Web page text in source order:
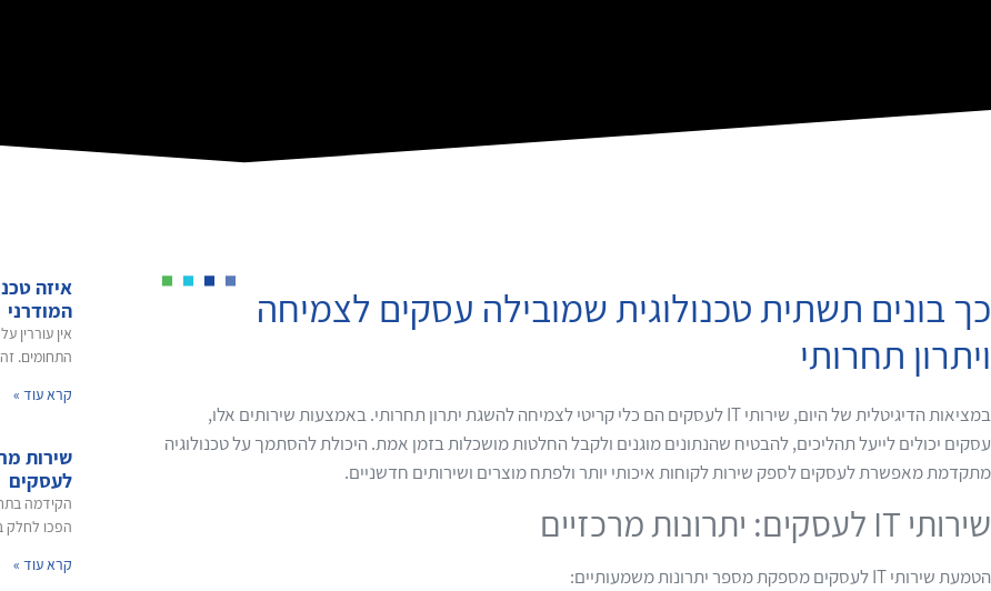
כך בונים תשתית טכנולוגית שמובילה עסקים לצמיחה
ויתרון תחרותי
במציאות הדיגיטלית של היום, שירותי IT לעסקים הם כלי קריטי לצמיחה להשגת יתרון תחרותי. באמצעות שירותים אלו,
עסקים יכולים לייעל תהליכים, להבטיח שהנתונים מוגנים ולקבל החלטות מושכלות בזמן אמת. היכולת להסתמך על טכנולוגיה
מתקדמת מאפשרת לעסקים לספק שירות לקוחות איכותי יותר ולפתח מוצרים ושירותים חדשניים.
שירותי IT לעסקים: יתרונות מרכזיים
הטמעת שירותי IT לעסקים מספקת מספר יתרונות משמעותיים:
איזה
המודרני
אין עוררין
התחומים. זה
קרא עוד »
שירות
לעסקים
הקידמה
הפכו לחלק
קרא עוד »